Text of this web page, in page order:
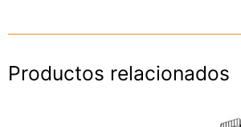
Productos relacionados